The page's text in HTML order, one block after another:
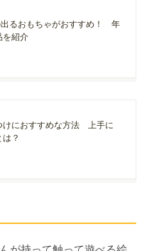
るおもちゃがおすすめ！ 年
を紹介
けにおすすめな方法 上手に
？